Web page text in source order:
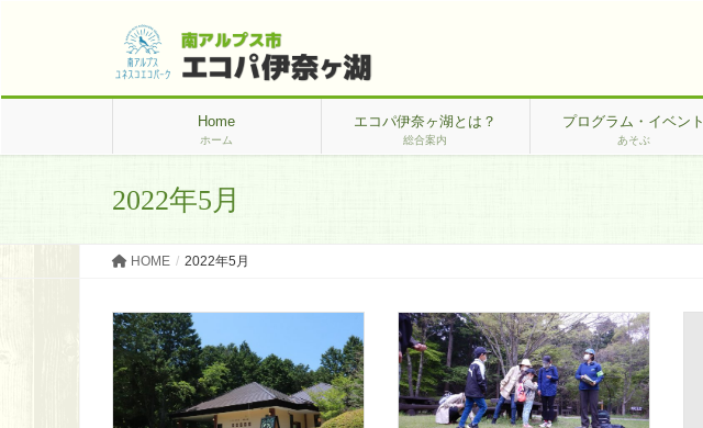
Home
ホーム
エコパ伊奈ヶ湖とは？
総合案内
プログラム・イベント
あそぶ
2022年5月
HOME 2022年5月